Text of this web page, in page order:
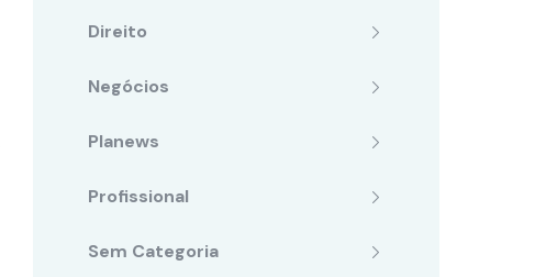
Direito
Negócios
Planews
Profissional
Sem Categoria